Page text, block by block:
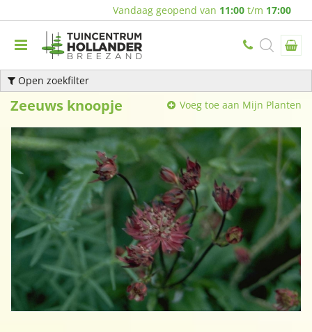
Vandaag geopend van 11:00 t/m 17:00
Open zoekfilter
Zeeuws knoopje Voeg toe aan Mijn Planten